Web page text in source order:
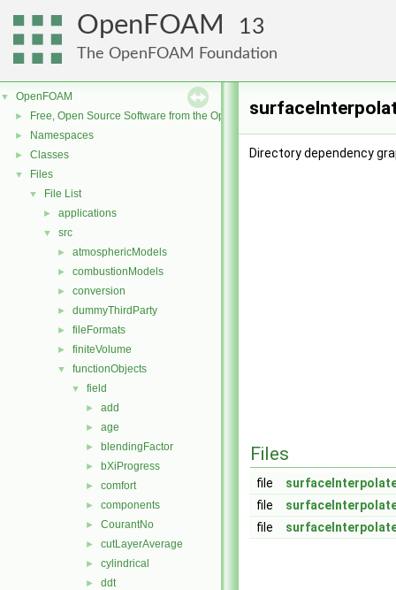
OpenFOAM 13
The OpenFOAM Foundation
▼ OpenFOAM
► Free, Open Source Software from the OpenFOAM Foundation
► Namespaces
► Classes
▼ Files
▼ File List
► applications
▼ src
► atmosphericModels
► combustionModels
► conversion
► dummyThirdParty
► fileFormats
► finiteVolume
▼ functionObjects
▼ field
► add
► age
► blendingFactor
► bXiProgress
► comfort
► components
► CourantNo
► cutLayerAverage
► cylindrical
► ddt
Directory dependency
Files
file
file
file